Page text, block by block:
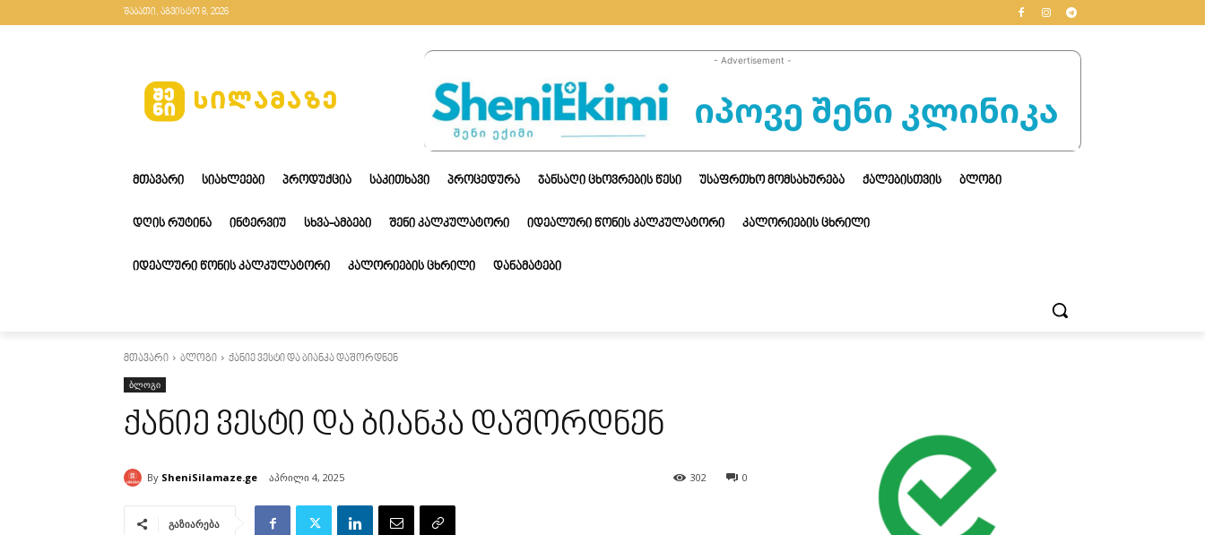
შაბათი, აგვისტო 8, 2026
- Advertisement -
ᲛᲗᲐᲕᲐᲠᲘ ᲡᲘᲐᲮᲚᲔᲔᲑᲘ ᲞᲠᲝᲓᲣᲥᲪᲘᲐ ᲡᲐᲙᲘᲗᲮᲐᲕᲘ ᲞᲠᲝᲪᲔᲓᲣᲠᲐ ᲯᲐᲜᲡᲐᲦᲘ ᲪᲮᲝᲕᲠᲔᲑᲘᲡ ᲬᲔᲡᲘ ᲣᲡᲐᲤᲠᲗᲮᲝ ᲛᲝᲛᲡᲐᲮᲣᲠᲔᲑᲐ ᲥᲐᲚᲔᲑᲘᲡᲗᲕᲘᲡ ᲑᲚᲝᲒᲘ
ᲓᲦᲘᲡ ᲠᲣᲢᲘᲜᲐ ᲘᲜᲢᲔᲠᲕᲘᲣ ᲡᲮᲕᲐ-ᲐᲛᲑᲔᲑᲘ ᲨᲔᲜᲘ ᲙᲐᲚᲙᲣᲚᲐᲢᲝᲠᲘ ᲘᲓᲔᲐᲚᲣᲠᲘ ᲬᲝᲜᲘᲡ ᲙᲐᲚᲙᲣᲚᲐᲢᲝᲠᲘ ᲙᲐᲚᲝᲠᲘᲔᲑᲘᲡ ᲪᲮᲠᲘᲚᲘ
ᲘᲓᲔᲐᲚᲣᲠᲘ ᲬᲝᲜᲘᲡ ᲙᲐᲚᲙᲣᲚᲐᲢᲝᲠᲘ ᲙᲐᲚᲝᲠᲘᲔᲑᲘᲡ ᲪᲮᲠᲘᲚᲘ ᲓᲐᲜᲐᲛᲐᲢᲔᲑᲘ
მთავარი ბლოგი ქანიე ვესტი და ბიანკა დაშორდნენ
ბლოგი
ქანიე ვესტი და ბიანკა დაშორდნენ
By SheniSilamaze.ge აპრილი 4, 2025 0
302
გაზიარება